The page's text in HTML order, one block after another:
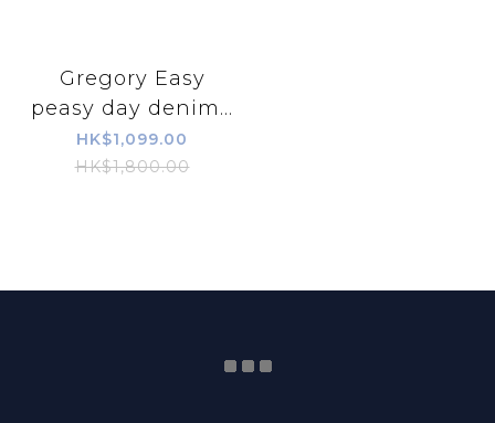
Gregory Easy
peasy day denim...
HK$1,099.00
HK$1,800.00